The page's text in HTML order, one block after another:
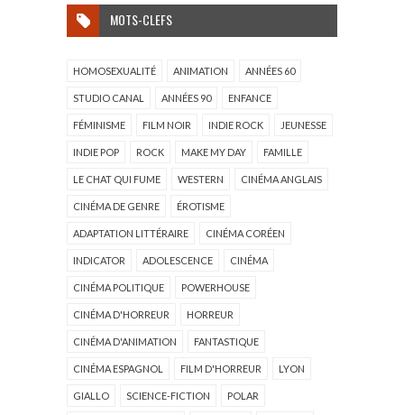
MOTS-CLEFS
HOMOSEXUALITÉ ANIMATION ANNÉES 60
STUDIO CANAL ANNÉES 90 ENFANCE
FÉMINISME FILM NOIR INDIE ROCK JEUNESSE
INDIE POP ROCK MAKE MY DAY FAMILLE
LE CHAT QUI FUME WESTERN CINÉMA ANGLAIS
CINÉMA DE GENRE ÉROTISME
ADAPTATION LITTÉRAIRE CINÉMA CORÉEN
INDICATOR ADOLESCENCE CINÉMA
CINÉMA POLITIQUE POWERHOUSE
CINÉMA D'HORREUR HORREUR
CINÉMA D'ANIMATION FANTASTIQUE
CINÉMA ESPAGNOL FILM D'HORREUR LYON
GIALLO SCIENCE-FICTION POLAR